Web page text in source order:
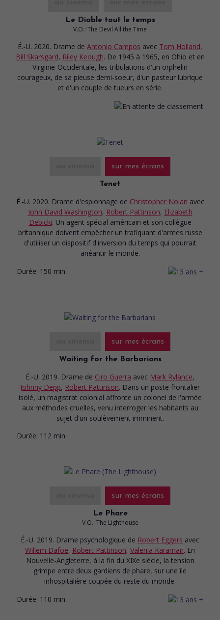
Le Diable tout le temps
V.O.: The Devil All the Time
É.-U. 2020. Drame de Antonio Campos avec Tom Holland,
Bill Skarsgard, Riley Keough. De 1945 à 1965, en Ohio et en
Virginie-Occidentale, les tribulations d'un orphelin
courageux, de sa pieuse demi-soeur, d'un pasteur lubrique
et d'un couple de tueurs en série.
sur mes écrans
Tenet
É.-U. 2020. Drame d'espionnage de Christopher Nolan avec
John David Washington, Robert Pattinson, Elizabeth
Debicki. Un agent spécial américain et son collègue
britannique doivent empêcher un trafiquant d'armes russe
d'utiliser un dispositif d'inversion du temps qui pourrait
anéantir le monde.
Durée: 150 min.
sur mes écrans
Waiting for the Barbarians
É.-U. 2019. Drame de Ciro Guerra avec Mark Rylance,
Johnny Depp, Robert Pattinson. Dans un poste frontalier
isolé, un magistrat colonial affronte un colonel de l'armée
aux méthodes cruelles, venu interroger les habitants au
sujet d'un soulèvement imminent.
Durée: 112 min.
sur mes écrans
Le Phare
V.O.: The Lighthouse
É.-U. 2019. Drame psychologique de Robert Eggers avec
Willem Dafoe, Robert Pattinson, Valeriia Karaman. En
Nouvelle-Angleterre, à la fin du XIXe siècle, la tension
grimpe entre deux gardiens de phare, sur une île
inhospitalière coupée du reste du monde.
Durée: 110 min.